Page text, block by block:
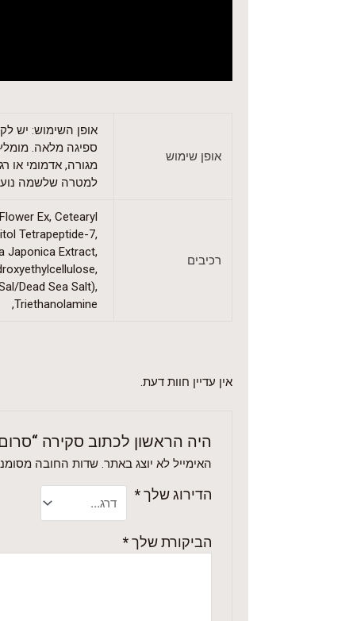
אופן שימוש
אופן השימוש: יש
ספיגה מלאה.
מגורה, אדמומי או
למטרה שלשמה
רכיבים
Ex, Cetearyl
Tetrapeptide-7,
Japonica Extract,
Dead Sea Salt),
Triethanolamine,
אין עדיין חוות דעת.
היה הראשון לכתוב סקירה
האימייל לא יוצג באתר. שדות החובה
הדירוג שלך*
הביקורת שלך*